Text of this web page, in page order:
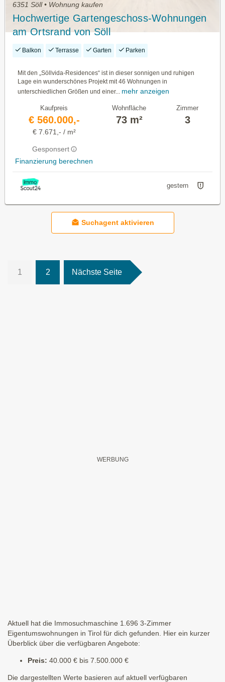
6351 Söll • Wohnung kaufen
Hochwertige Gartengeschoss-Wohnungen
am Ortsrand von Söll
Balkon Terrasse Garten Parken
Mit den „Söllvida-Residences“ ist in dieser sonnigen und ruhigen
Lage ein wunderschönes Projekt mit 46 Wohnungen in
unterschiedlichen Größen und einer...
mehr anzeigen
Kaufpreis
€ 560.000,-
€ 7.671,- / m²
Gesponsert
Finanzierung berechnen
Wohnfläche
73 m²
Zimmer
3
gestern
Suchagent aktivieren
1 2 Nächste Seite
Aktuell hat die Immosuchmaschine 1.696 3-Zimmer
Eigentumswohnungen in Tirol für dich gefunden. Hier ein kurzer
Überblick über die verfügbaren Angebote:
Preis: 40.000 € bis 7.500.000 €
Die dargestellten Werte basieren auf aktuell verfügbaren